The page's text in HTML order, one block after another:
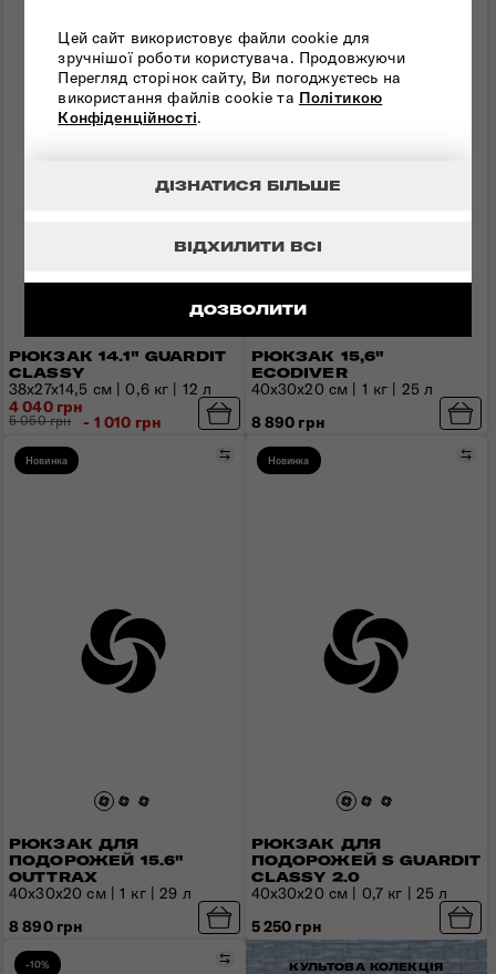
Цей сайт використовує файли cookie для
зручнішої роботи користувача. Продовжуючи
Перегляд сторінок сайту, Ви погоджуєтесь на
використання файлів cookie та Політикою
Конфіденційності.
ДОЗВОЛИТИ
ВІДХИЛИТИ ВСІ
ДІЗНАТИСЯ БІЛЬШЕ
РЮКЗАК 14.1" GUARDIT
CLASSY
38x27x14,5 см | 0,6 кг | 12 л
4 040 грн
5 050 грн - 1 010 грн
РЮКЗАК 15,6"
ECODIVER
40x30x20 см | 1 кг | 25 л
8 890 грн
Новинка
РЮКЗАК ДЛЯ
ПОДОРОЖЕЙ 15.6"
OUTTRAX
Порівняти
40x30x20 см | 1 кг | 29 л
8 890 грн
Новинка
РЮКЗАК ДЛЯ
ПОДОРОЖЕЙ S GUARDIT
CLASSY 2.0
40х30х20 см | 0,7 кг | 25 л
5 250 грн
-10% ПорівнятиКУЛЬТОВА КОЛЕКЦІЯ